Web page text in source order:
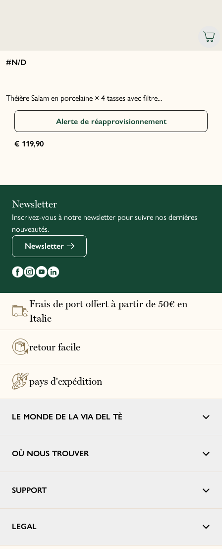
#N/D
Théière Salam en porcelaine × 4 tasses avec filtre...
Alerte de réapprovisionnement
€ 119,90
English
Newsletter
Inscrivez-vous à notre newsletter pour suivre nos dernières
nouveautés.
Newsletter
Frais de port offert à partir de 50€ en
Italie
retour facile
pays d'expédition
LE MONDE DE LA VIA DEL TÈ
OÙ NOUS TROUVER
SUPPORT
LEGAL